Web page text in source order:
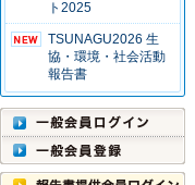
ト2025
TSUNAGU2026 生
協・環境・社会活動
報告書